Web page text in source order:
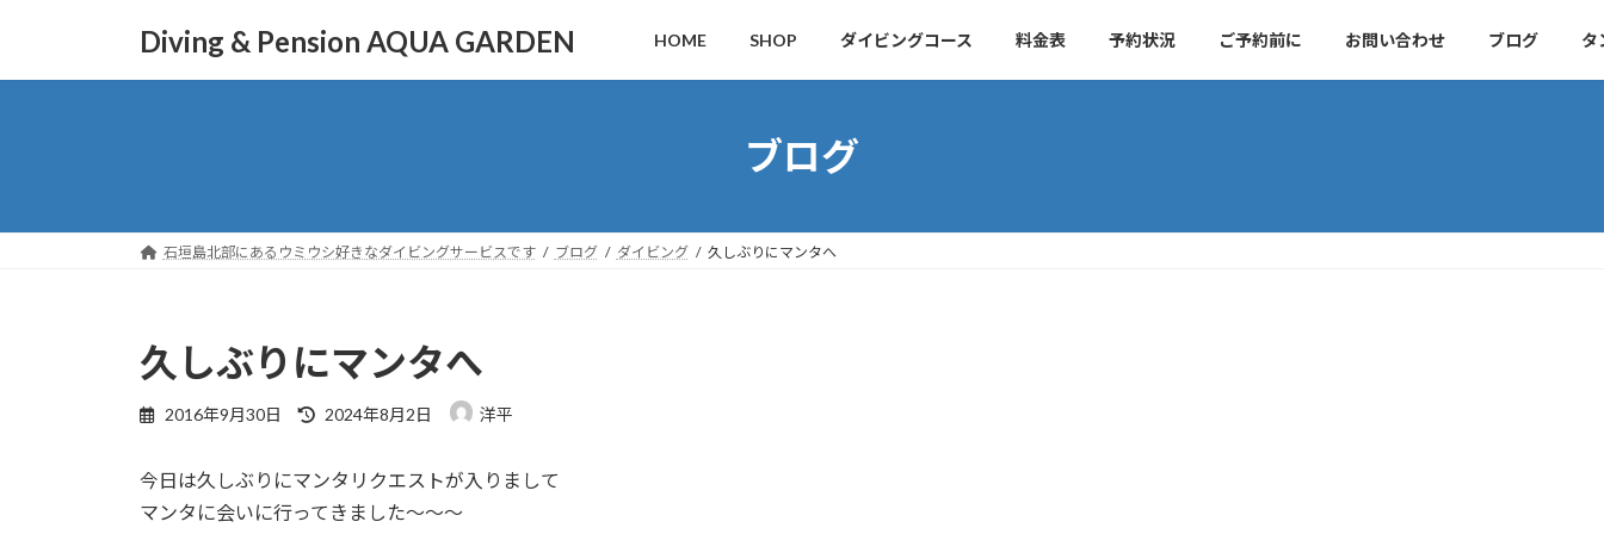
Diving & Pension AQUA GARDEN HOME SHOP ダイビングコース 料金表 予約状況 ご予約前に お問い合わせ ブログ タ
ブログ
石垣島北部にあるウミウシ好きなダイビングサービスです ブログ ダイビング 久しぶりにマンタへ
久しぶりにマンタへ
2016年9月30日
最
新
日
2024年8月2日 洋平
今日は久しぶりにマンタリクエストが入りまして
マンタに会いに行ってきました～～～